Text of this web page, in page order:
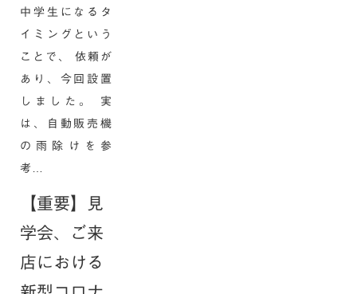
中学生になるタ
イミングという
ことで、 依頼が
あり、今回設置
しました。 実
は、自動販売機
の雨除けを参
考…
【重要】見
学会、ご来
店における